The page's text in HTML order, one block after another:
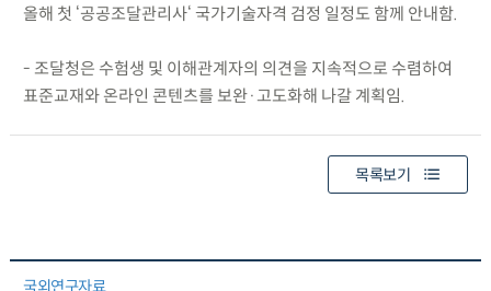
올해 첫 ‘공공조달관리사‘ 국가기술자격 검정 일정도 함께 안내함.
- 조달청은 수험생 및 이해관계자의 의견을 지속적으로 수렴하여
표준교재와 온라인 콘텐츠를 보완·고도화해 나갈 계획임.
목록보기